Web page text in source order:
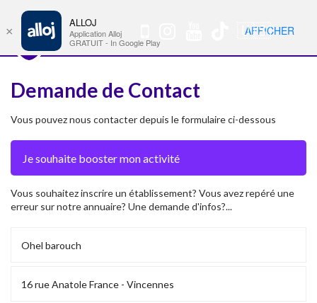
🇺🇸 Nav
Demande de Contact
Vous pouvez nous contacter depuis le formulaire ci-dessous
Vous souhaitez inscrire un établissement? Vous avez repéré une
erreur sur notre annuaire? Une demande d'infos?...
×
ALLOJ
Application Alloj
GRATUIT - In Google Play
AFFICHER